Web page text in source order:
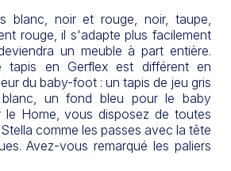
blanc, noir et rouge, noir, taupe,
rouge, il s'adapte plus facilement
un meuble à part entière.
tapis en Gerflex est différent en
du baby-foot : un tapis de jeu gris
un fond bleu pour le baby
le Home, vous disposez de toutes
comme les passes avec la tête
Avez-vous remarqué les paliers